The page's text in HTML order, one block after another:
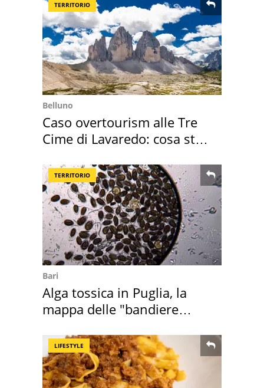
TERRITORIO
Belluno
Caso overtourism alle Tre
Cime di Lavaredo: cosa sta
TERRITORIO
Bari
Alga tossica in Puglia, la
mappa delle "bandiere
LIFESTYLE